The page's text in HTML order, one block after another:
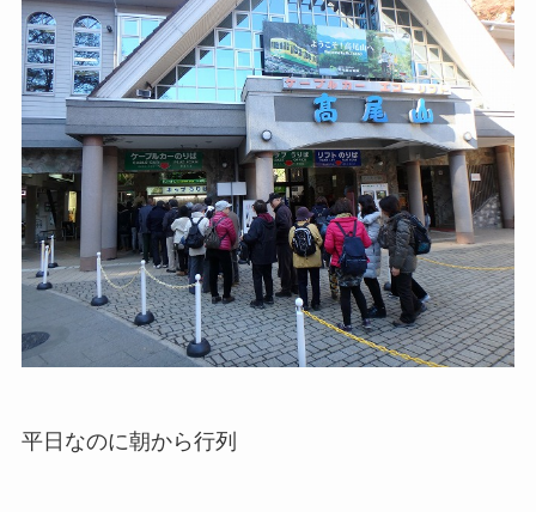
平日なのに朝から行列